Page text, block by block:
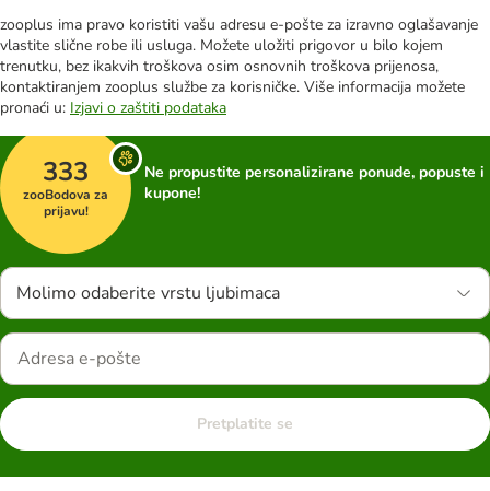
zooplus ima pravo koristiti vašu adresu e-pošte za izravno oglašavanje
vlastite slične robe ili usluga. Možete uložiti prigovor u bilo kojem
trenutku, bez ikakvih troškova osim osnovnih troškova prijenosa,
kontaktiranjem zooplus službe za korisničke. Više informacija možete
pronaći u: Izjavi o zaštiti podataka
333
zooBodova za
prijavu!
Ne propustite personalizirane ponude, popuste i
kupone!
Molimo odaberite vrstu ljubimaca
Pretplatite se